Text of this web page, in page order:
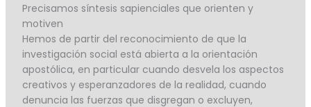
Precisamos síntesis sapienciales que orienten y
motiven
Hemos de partir del reconocimiento de que la
investigación social está abierta a la orientación
apostólica, en particular cuando desvela los aspectos
creativos y esperanzadores de la realidad, cuando
denuncia las fuerzas que disgregan o excluyen,